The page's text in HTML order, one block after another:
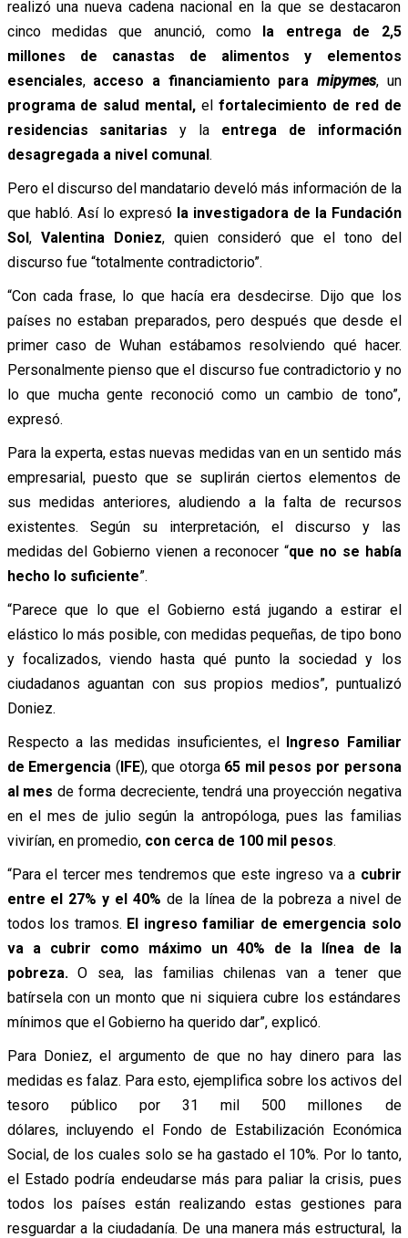
realizó una nueva cadena nacional en la que se destacaron
cinco medidas que anunció, como la entrega de 2,5
millones de canastas de alimentos y elementos
esenciales, acceso a financiamiento para mipymes, un
programa de salud mental, el fortalecimiento de red de
residencias sanitarias y la entrega de información
desagregada a nivel comunal.
Pero el discurso del mandatario develó más información de la
que habló. Así lo expresó la investigadora de la Fundación
Sol, Valentina Doniez, quien consideró que el tono del
discurso fue “totalmente contradictorio”.
“Con cada frase, lo que hacía era desdecirse. Dijo que los
países no estaban preparados, pero después que desde el
primer caso de Wuhan estábamos resolviendo qué hacer.
Personalmente pienso que el discurso fue contradictorio y no
lo que mucha gente reconoció como un cambio de tono”,
expresó.
Para la experta, estas nuevas medidas van en un sentido más
empresarial, puesto que se suplirán ciertos elementos de
sus medidas anteriores, aludiendo a la falta de recursos
existentes. Según su interpretación, el discurso y las
medidas del Gobierno vienen a reconocer “que no se había
hecho lo suficiente”.
“Parece que lo que el Gobierno está jugando a estirar el
elástico lo más posible, con medidas pequeñas, de tipo bono
y focalizados, viendo hasta qué punto la sociedad y los
ciudadanos aguantan con sus propios medios”, puntualizó
Doniez.
Respecto a las medidas insuficientes, el Ingreso Familiar
de Emergencia (IFE), que otorga 65 mil pesos por persona
al mes de forma decreciente, tendrá una proyección negativa
en el mes de julio según la antropóloga, pues las familias
vivirían, en promedio, con cerca de 100 mil pesos.
“Para el tercer mes tendremos que este ingreso va a cubrir
entre el 27% y el 40% de la línea de la pobreza a nivel de
todos los tramos. El ingreso familiar de emergencia solo
va a cubrir como máximo un 40% de la línea de la
pobreza.O sea, las familias chilenas van a tener que
batírsela con un monto que ni siquiera cubre los estándares
mínimos que el Gobierno ha querido dar”, explicó.
Para Doniez, el argumento de que no hay dinero para las
medidas es falaz. Para esto, ejemplifica sobre los activos del
tesoro público por 31 mil 500 millones de
dólares, incluyendo el Fondo de Estabilización Económica
Social, de los cuales solo se ha gastado el 10%. Por lo tanto,
el Estado podría endeudarse más para paliar la crisis, pues
todos los países están realizando estas gestiones para
resguardar a la ciudadanía. De una manera más estructural, la